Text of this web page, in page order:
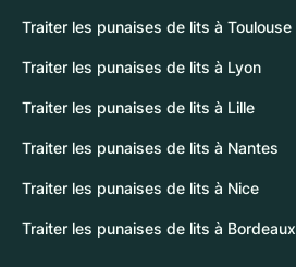
Traiter les punaises de lits à Toulouse
Traiter les punaises de lits à Lyon
Traiter les punaises de lits à Lille
Traiter les punaises de lits à Nantes
Traiter les punaises de lits à Nice
Traiter les punaises de lits à Bordeaux